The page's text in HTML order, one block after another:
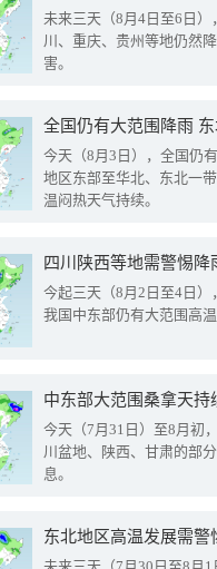
未来三天（8月4日至6日
川、重庆、贵州等地仍然
害。
全国仍有大范围降雨
今天（8月3日），全国仍
地区东部至华北、东北一
温闷热天气持续。
今起三天（8月2日至4日
我国中东部仍有大范围高
中东部大范围桑拿天
今天（7月31日）至8月初
川盆地、陕西、甘肃的部
息。
东北地区高温发展需